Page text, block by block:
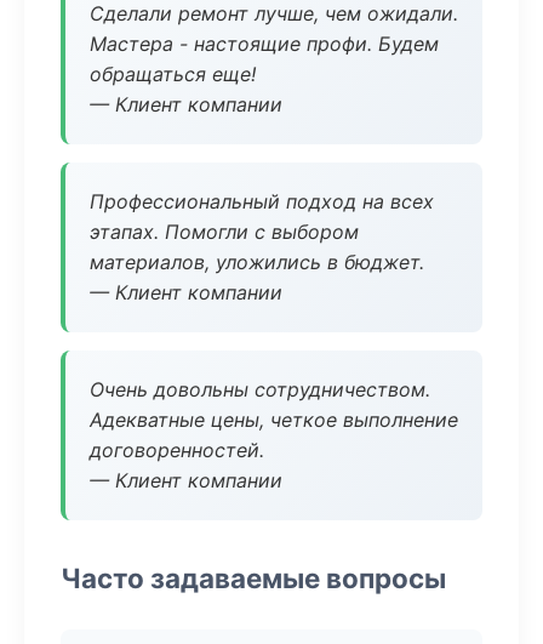
Сделали ремонт лучше, чем ожидали.
Мастера - настоящие профи. Будем
обращаться еще!
— Клиент компании
Профессиональный подход на всех
этапах. Помогли с выбором
материалов, уложились в бюджет.
— Клиент компании
Очень довольны сотрудничеством.
Адекватные цены, четкое выполнение
договоренностей.
— Клиент компании
Часто задаваемые вопросы